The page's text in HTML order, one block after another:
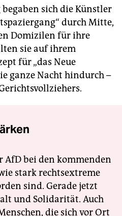
sich die Künstler
durch Mitte,
Domizilen für ihre
sie auf ihrem
für „das Neue
ganze Nacht hindurch –
AfD bei den kommenden
stark rechtsextreme
sind. Gerade jetzt
und Solidarität. Auch
die sich vor Ort